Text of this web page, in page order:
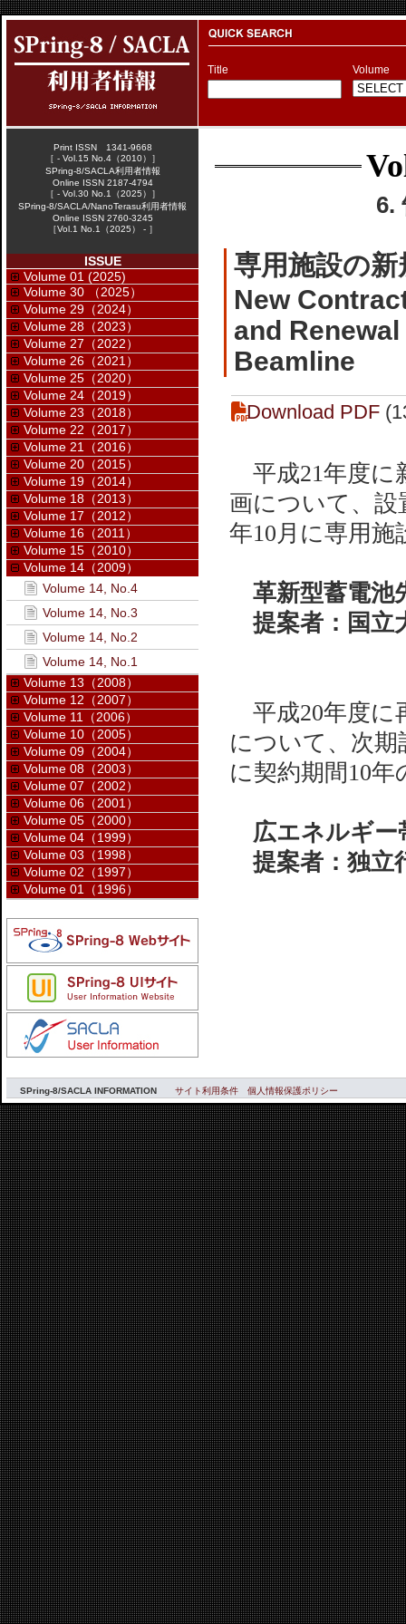
Title Volume
6.
専用施設の
New
and
Beamline
Download PDF
平成21年度に
画について、設
年10月に専用
革新型蓄電池
提案者：国立
平成20年度に
について、次期
に契約期間10
広エネルギー
提案者：独立
Print ISSN 1341-9668
［ - Vol.15 No.4（2010）］
SPring-8/SACLA利用者情報
Online ISSN 2187-4794
［ - Vol.30 No.1（2025）］
SPring-8/SACLA/NanoTerasu利用者情報
Online ISSN 2760-3245
［Vol.1 No.1（2025） - ］
ISSUE
Volume 01 (2025)
Volume 30 （2025）
Volume 29（2024）
Volume 28（2023）
Volume 27（2022）
Volume 26（2021）
Volume 25（2020）
Volume 24（2019）
Volume 23（2018）
Volume 22（2017）
Volume 21（2016）
Volume 20（2015）
Volume 19（2014）
Volume 18（2013）
Volume 17（2012）
Volume 16（2011）
Volume 15（2010）
Volume 14（2009）
Volume 14, No.4
Volume 14, No.3
Volume 14, No.2
Volume 14, No.1
Volume 13（2008）
Volume 12（2007）
Volume 11（2006）
Volume 10（2005）
Volume 09（2004）
Volume 08（2003）
Volume 07（2002）
Volume 06（2001）
Volume 05（2000）
Volume 04（1999）
Volume 03（1998）
Volume 02（1997）
Volume 01（1996）
SPring-8/SACLA INFORMATION サイト利用条件 個人情報保護ポリシー